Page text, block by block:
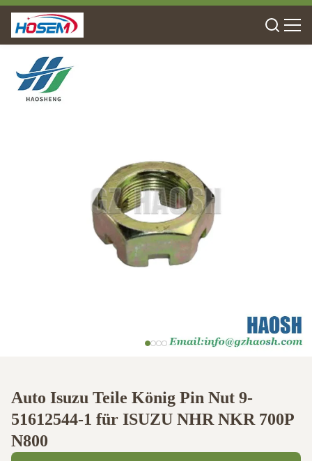
Auto Isuzu Teile König Pin Nut 9-
51612544-1 für ISUZU NHR NKR 700P
N800